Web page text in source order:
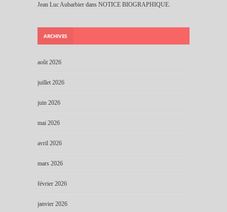
Jean Luc Aubarbier dans NOTICE BIOGRAPHIQUE.
ARCHIVES
août 2026
juillet 2026
juin 2026
mai 2026
avril 2026
mars 2026
février 2026
janvier 2026